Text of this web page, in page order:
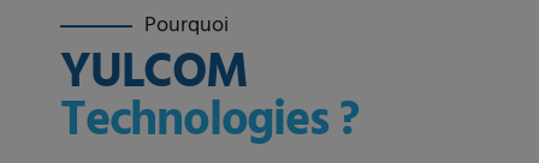
Pourquoi
YULCOM
Technologies ?